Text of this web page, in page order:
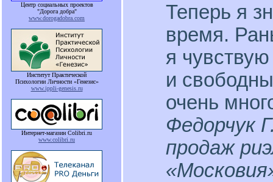
Центр социальных проектов
"Дорога добра"
www.dorogadobra.com
Институт Практической
Психологии Личности «Генезис»
www.ippli-genesis.ru
Интернет-магазин Colibri.ru
www.colibri.ru
Теперь я
время.
я
и
очень
Федорчук
продаж